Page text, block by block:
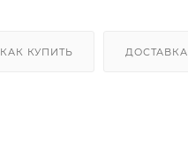
КАК КУПИТЬ ДОСТАВКА